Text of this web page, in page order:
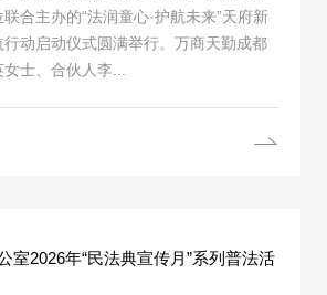
合主办的“法润童心·护航未来”天府新
行动启动仪式圆满举行。万商天勤成都
士、合伙人李...
室2026年“民法典宣传月”系列普法活